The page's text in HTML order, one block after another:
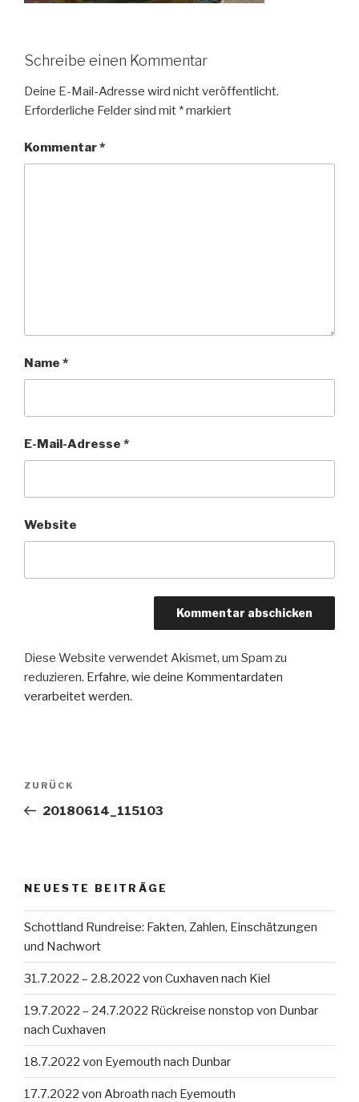
Schreibe einen Kommentar
Deine E-Mail-Adresse wird nicht veröffentlicht.
Erforderliche Felder sind mit *markiert
Kommentar*
Name *
E-Mail-Adresse *
Website
Diese Website verwendet Akismet, um Spam zu
reduzieren. Erfahre, wie deine Kommentardaten
verarbeitet werden.
Beitragsnavigation
Vorheriger
Beitrag
ZURÜCK
20180614_115103
NEUESTE BEITRÄGE
Schottland Rundreise: Fakten, Zahlen, Einschätzungen
und Nachwort
31.7.2022 – 2.8.2022 von Cuxhaven nach Kiel
19.7.2022 – 24.7.2022 Rückreise nonstop von Dunbar
nach Cuxhaven
18.7.2022 von Eyemouth nach Dunbar
17.7.2022 von Abroath nach Eyemouth